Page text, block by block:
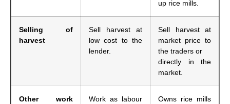
up rice mills.
Selling of
harvest
Sell harvest at
low cost to the
lender.
Sell harvest at
market price to
the traders or
directly in the
market.
Other work
Work as labour
Owns rice mills